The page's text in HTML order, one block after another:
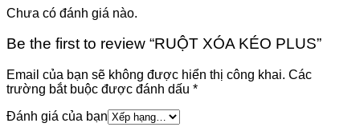
Chưa có đánh giá nào.
Be the first to review “RUỘT XÓA KÉO PLUS”
Email của bạn sẽ không được hiển thị công khai. Các
trường bắt buộc được đánh dấu *
Đánh giá của bạn